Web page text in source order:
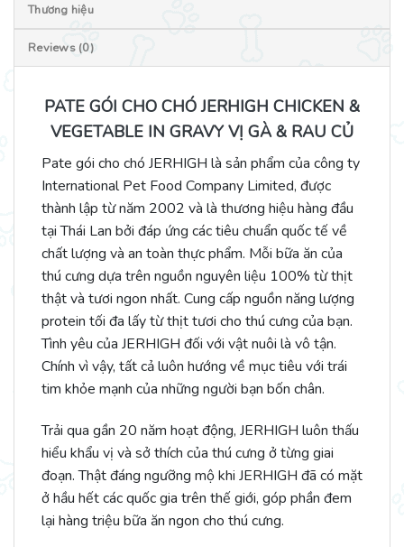
Thương hiệu
Reviews (0)
PATE GÓI CHO CHÓ JERHIGH CHICKEN &
VEGETABLE IN GRAVY VỊ GÀ & RAU CỦ
Pate gói cho chó JERHIGH là sản phẩm của công ty
International Pet Food Company Limited, được
thành lập từ năm 2002 và là thương hiệu hàng đầu
tại Thái Lan bởi đáp ứng các tiêu chuẩn quốc tế về
chất lượng và an toàn thực phẩm. Mỗi bữa ăn của
thú cưng dựa trên nguồn nguyên liệu 100% từ thịt
thật và tươi ngon nhất. Cung cấp nguồn năng lượng
protein tối đa lấy từ thịt tươi cho thú cưng của bạn.
Tình yêu của JERHIGH đối với vật nuôi là vô tận.
Chính vì vậy, tất cả luôn hướng về mục tiêu với trái
tim khỏe mạnh của những người bạn bốn chân.
Trải qua gần 20 năm hoạt động, JERHIGH luôn thấu
hiểu khẩu vị và sở thích của thú cưng ở từng giai
đoạn. Thật đáng ngưỡng mộ khi JERHIGH đã có mặt
ở hầu hết các quốc gia trên thế giới, góp phần đem
lại hàng triệu bữa ăn ngon cho thú cưng.